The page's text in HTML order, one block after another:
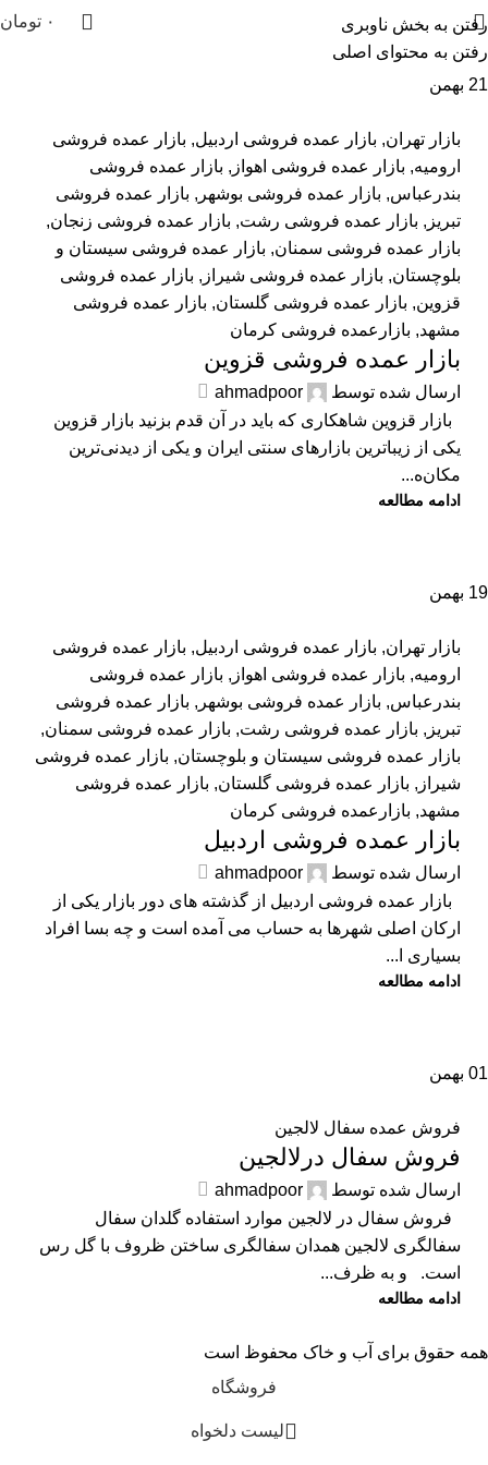
رفتن به بخش ناوبری
رفتن به محتوای اصلی
۰ تومان
21 بهمن
بازار تهران, بازار عمده فروشی اردبیل, بازار عمده فروشی
ارومیه, بازار عمده فروشی اهواز , بازار عمده فروشی
بندرعباس, بازار عمده فروشی بوشهر , بازار عمده فروشی
تبریز , بازار عمده فروشی رشت, بازار عمده فروشی زنجان,
بازار عمده فروشی سمنان, بازار عمده فروشی سیستان و
بلوچستان, بازار عمده فروشی شیراز , بازار عمده فروشی
قزوین, بازار عمده فروشی گلستان, بازار عمده فروشی
مشهد, بازارعمده فروشی کرمان
بازار عمده فروشی قزوین
ارسال شده توسط
ahmadpoor
بازار قزوین شاهکاری که باید در آن قدم بزنید بازار قزوین
یکی از زیباترین بازارهای سنتی ایران و یکی از دیدنی‌ترین
مکان‌ه...
ادامه مطالعه
19 بهمن
بازار تهران, بازار عمده فروشی اردبیل, بازار عمده فروشی
ارومیه, بازار عمده فروشی اهواز , بازار عمده فروشی
بندرعباس, بازار عمده فروشی بوشهر , بازار عمده فروشی
تبریز , بازار عمده فروشی رشت, بازار عمده فروشی سمنان,
بازار عمده فروشی سیستان و بلوچستان, بازار عمده فروشی
شیراز , بازار عمده فروشی گلستان, بازار عمده فروشی
مشهد, بازارعمده فروشی کرمان
بازار عمده فروشی اردبیل
ارسال شده توسط
ahmadpoor
بازار عمده فروشی اردبیل از گذشته های دور بازار یکی از
ارکان اصلی شهرها به حساب می آمده است و چه بسا افراد
بسیاری ا...
ادامه مطالعه
01 بهمن
فروش عمده سفال لالجین
فروش سفال درلالجین
ارسال شده توسط
ahmadpoor
فروش سفال در لالجین موارد استفاده گلدان سفال
سفالگری لالجین همدان سفالگری ساختن ظروف با گل رس
است. و به ظرف...
ادامه مطالعه
همه حقوق برای آب و خاک محفوظ است
فروشگاه
لیست دلخواه